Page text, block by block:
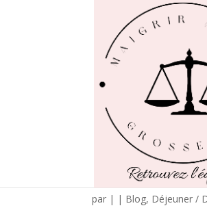
Poulet
par | | Blog, Déjeuner /